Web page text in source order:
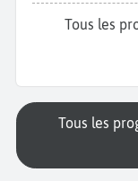
Tous les programmes des vols Easyjet vers
Tous les programmes des vols vers Cagliari -